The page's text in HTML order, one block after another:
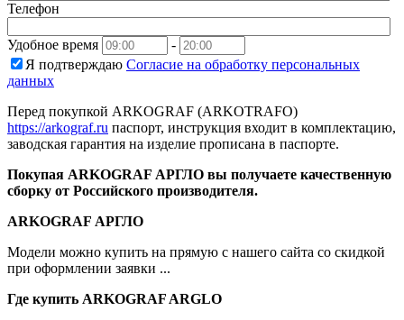
Телефон
Удобное время
-
Я подтверждаю Согласие на обработку персональных
данных
Перед покупкой ARKOGRAF (ARKOTRAFO)
https://arkograf.ru паспорт, инструкция входит в комплектацию,
заводская гарантия на изделие прописана в паспорте.
Покупая ARKOGRAF АРГЛО вы получаете качественную
сборку от Российского производителя.
ARKOGRAF АРГЛО
Модели можно купить на прямую с нашего сайта со скидкой
при оформлении заявки ...
Где купить ARKOGRAF ARGLO